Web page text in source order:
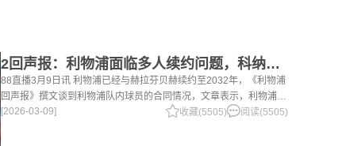
2回声报：利物浦面临多人续约问题，科纳特、罗伯逊合同今夏到期
88直播3月9日讯 利物浦已经与赫拉芬贝赫续约至2032年，《利物浦
回声报》撰文谈到利物浦队内球员的合同情况，文章表示，利物浦多
位球员面临合同问题。 对于利物浦来说，科纳特的合同将在本赛季
[2026-03-09] 收藏(5505) 阅读(5505)